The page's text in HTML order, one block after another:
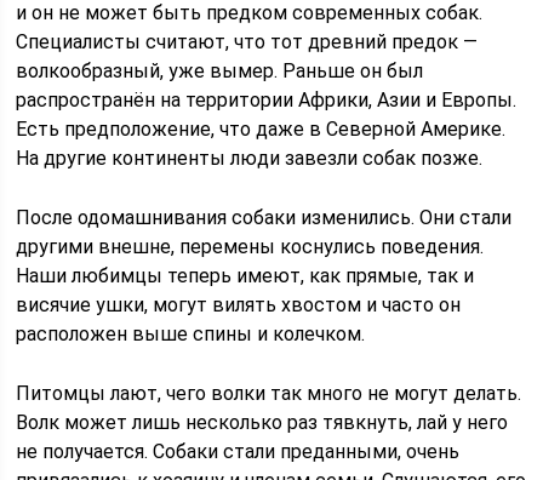
и он не может быть предком современных собак.
Специалисты считают, что тот древний предок —
волкообразный, уже вымер. Раньше он был
распространён на территории Африки, Азии и Европы.
Есть предположение, что даже в Северной Америке.
На другие континенты люди завезли собак позже.
После одомашнивания собаки изменились. Они стали
другими внешне, перемены коснулись поведения.
Наши любимцы теперь имеют, как прямые, так и
висячие ушки, могут вилять хвостом и часто он
расположен выше спины и колечком.
Питомцы лают, чего волки так много не могут делать.
Волк может лишь несколько раз тявкнуть, лай у него
не получается. Собаки стали преданными, очень